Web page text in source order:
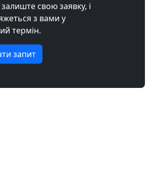
свою заявку, і
з вами у
термін.
запит